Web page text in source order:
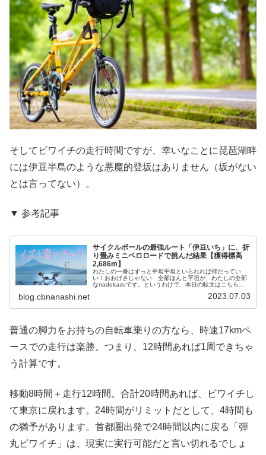
そしてビワイチの走行時間ですが、幸いなことに琵琶湖畔
には伊豆半島のような悪魔的登坂はありません（坂がない
とは言ってない）。
▼ 参考記事
サイクルボールの最強ルート「伊豆いち」に、折
り畳みミニベロロードで挑んだ結果【獲得標高
2,686m】
わたしの一番はずっと平坦平坦といられれば何だってい
い！おおげさじゃない 全部ほんと平坦が、わたしの全部
なnadokazuです。というわけで、本日の駄文はこちら！
blog.cbnanashi.net 2023.07.03
普通の脚力をお持ちの自転車乗りの方なら、時速17kmペ
ースでの走行は楽勝。つまり、12時間あれば1周できちゃ
う計算です。
移動8時間＋走行12時間。合計20時間あれば、ビワイチし
て東京に戻れます。24時間がリミットだとして、4時間も
の猶予があります。首都圏出発で24時間以内に戻る「弾
丸ビワイチ」は、現実に実行可能だと言い切れるでしょ